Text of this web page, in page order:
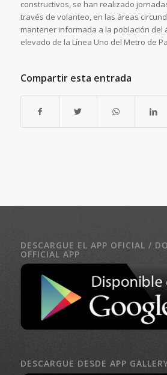
constructivos, se han realizado
través de volanteo, en las áreas
mantener informada a la población del
elevado de la Línea Uno del Metro de
Compartir esta entrada
DESCARGUE EL APP OFICIAL /
OFFICIAL APP
DESCARGUE DESDE APP